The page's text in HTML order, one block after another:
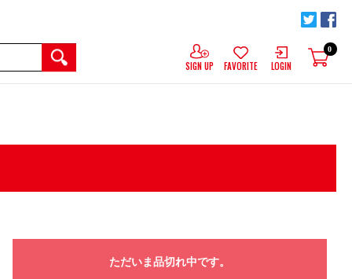
SIGN UP FAVORITE LOGIN
0
ただいま品切れ中です。